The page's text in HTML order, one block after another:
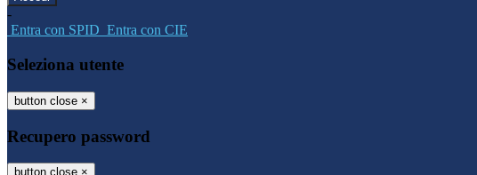
-
Entra con SPID Entra con CIE
Seleziona utente
button close ×
Recupero password
button close ×